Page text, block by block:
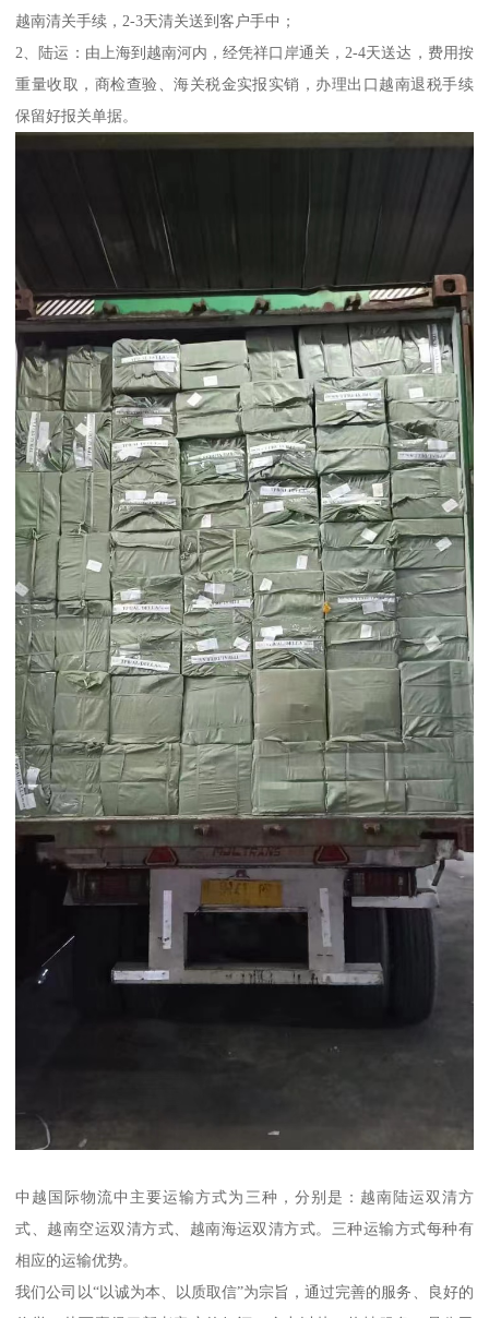
越南清关手续，2-3天清关送到客户手中；
2、陆运：由上海到越南河内，经凭祥口岸通关，2-4天送达，费用按
重量收取，商检查验、海关税金实报实销，办理出口越南退税手续
保留好报关单据。
中越国际物流中主要运输方式为三种，分别是：越南陆运双清方
式、越南空运双清方式、越南海运双清方式。三种运输方式每种有
相应的运输优势。
我们公司以“以诚为本、以质取信”为宗旨，通过完善的服务、良好的